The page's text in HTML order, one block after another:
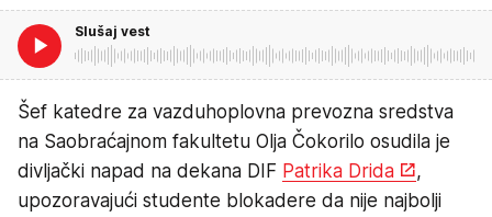
Slušaj vest
Šef katedre za vazduhoplovna prevozna sredstva
na Saobraćajnom fakultetu Olja Čokorilo osudila je
divljački napad na dekana DIF Patrika Drida
,
upozoravajući studente blokadere da nije najbolji